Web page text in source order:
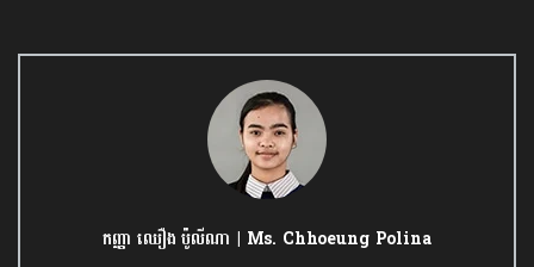
កញ្ញា ឈឿង ប៉ូលីណា | Ms. Chhoeung Polina